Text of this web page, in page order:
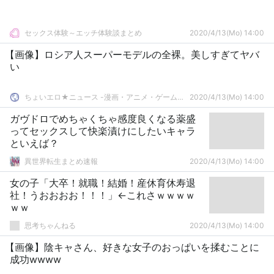
セックス体験～エッチ体験談まとめ 2020/4/13(Mo) 14:00
【画像】ロシア人スーパーモデルの全裸。美しすぎてヤバ
い
ちょいエロ★ニュース -漫画・アニメ・ゲームまとめ- 2020/4/13(Mo) 14:00
ガヴドロでめちゃくちゃ感度良くなる薬盛
ってセックスして快楽漬けにしたいキャラ
といえば？
異世界転生まとめ速報 2020/4/13(Mo) 14:00
女の子「大卒！就職！結婚！産休育休寿退
社！うおおおお！！！」←これさｗｗｗｗ
ｗｗ
思考ちゃんねる 2020/4/13(Mo) 14:00
【画像】陰キャさん、好きな女子のおっぱいを揉むことに
成功wwww